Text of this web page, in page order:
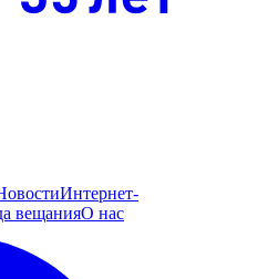
Интернет-
вещанияО нас